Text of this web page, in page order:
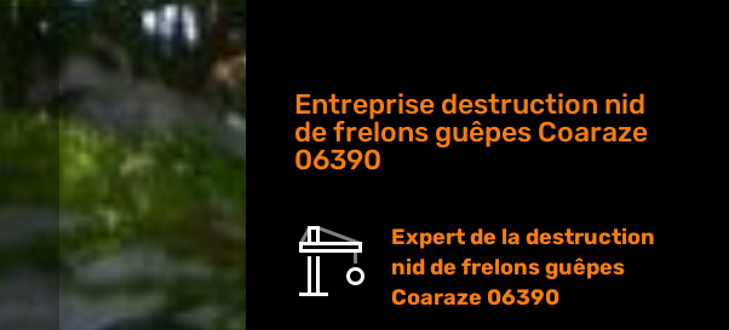
Entreprise destruction nid
de frelons guêpes Coaraze
06390
Expert de la destruction
nid de frelons guêpes
Coaraze 06390